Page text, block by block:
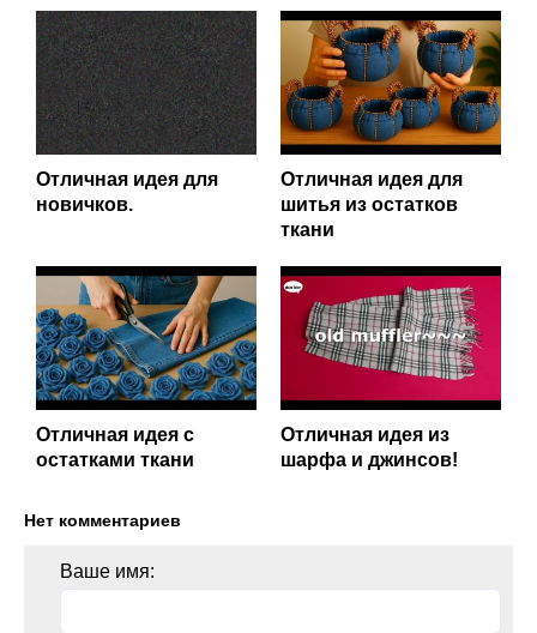
Отличная идея для
новичков.
Отличная идея для
шитья из остатков
ткани
Отличная идея с
остатками ткани
Отличная идея из
шарфа и джинсов!
Нет комментариев
Ваше имя: